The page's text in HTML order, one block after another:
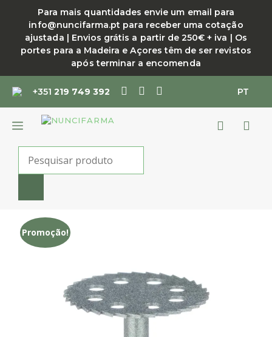
conteúdo
Para mais quantidades envie um email para
info@nuncifarma.pt para receber uma cotação
ajustada | Envios grátis a partir de 250€ + iva | Os
portes para a Madeira e Açores têm de ser revistos
após terminar a encomenda
+351219 749 392 PT
MENU
search
Promoção!